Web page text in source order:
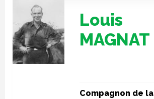
Louis
MAGNAT
Compagnon de la